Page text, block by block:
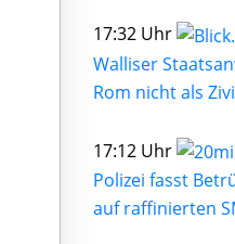
17:32 Uhr
Walliser
Rom nicht als
17:12 Uhr
Polizei fasst
auf raffinierten